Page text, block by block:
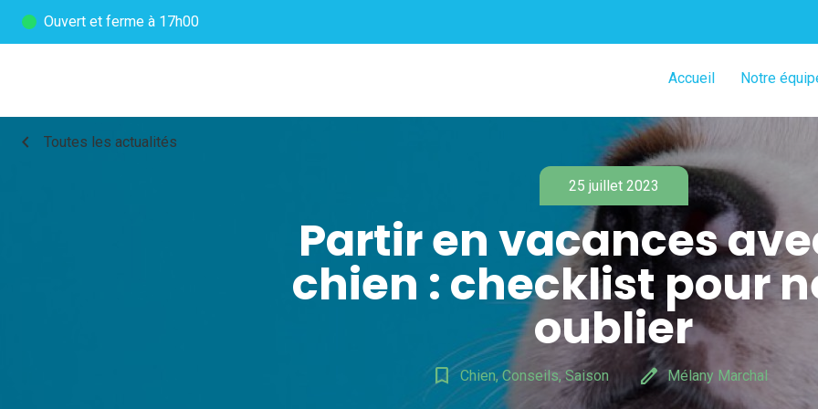
Ouvert et ferme à 17h00
Accueil Notre
chevron_left Toutes les actualités
25 juillet 2023
Partir en vacances
chien : checklist pour
oublier
bookmark_border Chien, Conseils, Saison edit Mélany Marchal